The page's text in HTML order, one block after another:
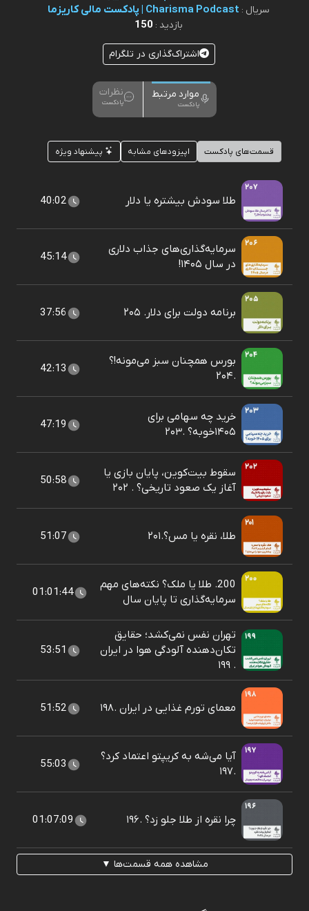
سریال : Charisma Podcast | پادکست مالی کاریزما
بازدید : 150
اشتراک‌گذاری در تلگرام
موارد مرتبط
پادکست
نظرات
پادکست
قسمت‌های پادکست اپیزودهای مشابه پیشنهاد ویژه
طلا سودش بیشتره یا دلار 40:02
سرمایه‌گذاری‌های جذاب دلاری
در سال ۱۴۰۵!
45:14
برنامه دولت برای دلار. ۲۰۵ 37:56
بورس همچنان سبز می‌مونه!؟
.۲۰۴
42:13
خرید چه سهامی برای
۱۴۰۵خوبه؟ .۲۰۳
47:19
سقوط بیت‌کوین، پایان بازی یا
آغاز یک صعود تاریخی؟ . ۲۰۲
50:58
طلا، نقره یا مس؟.۲۰۱ 51:07
200. طلا یا ملک؟ نکته‌های مهم
سرمایه‌گذاری تا پایان سال
01:01:44
تهران نفس نمی‌کشد؛ حقایق
تکان‌دهنده آلودگی هوا در ایران
. ۱۹۹
53:51
معمای تورم غذایی در ایران .۱۹۸ 51:52
آیا می‌شه به کریپتو اعتماد کرد؟
.۱۹۷
55:03
چرا نقره از طلا جلو زد؟ .۱۹۶ 01:07:09
مشاهده همه قسمت‌ها ▼